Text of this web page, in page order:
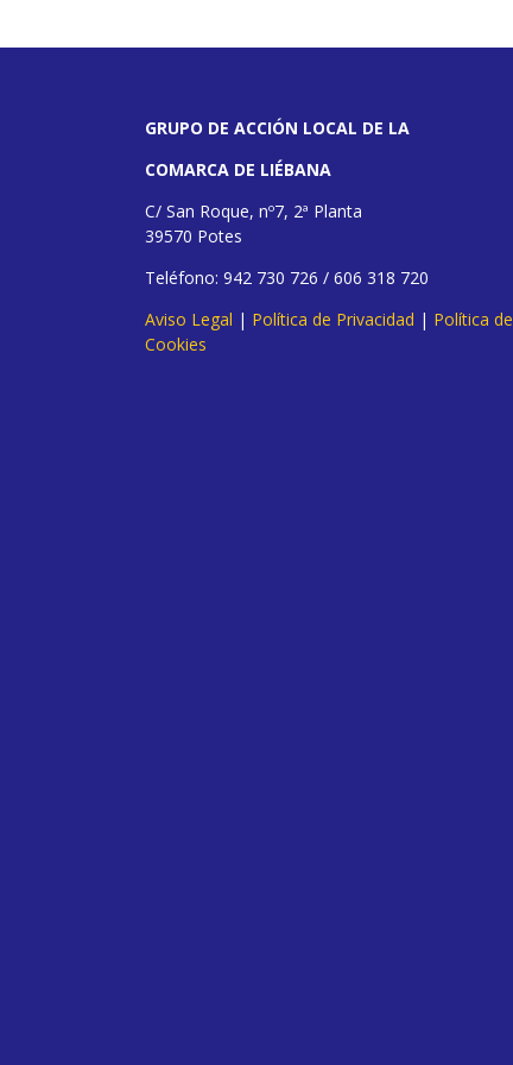
GRUPO DE ACCIÓN LOCAL DE LA
COMARCA DE LIÉBANA
C/ San Roque, nº7, 2ª Planta
39570 Potes
Teléfono: 942 730 726 / 606 318 720
Aviso Legal | Política de Privacidad | Política de
Cookies